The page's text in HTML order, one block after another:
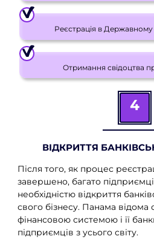
Реєстрація в
Отримання свідоцтва
4
ВІДКРИТТЯ
Після того, як процес
завершено, багато
необхідністю відкриття
свого бізнесу. Панама відома
фінансовою системою і її
підприємців з усього світу.